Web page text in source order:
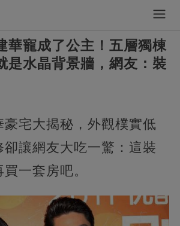
華寵成了公主！五層獨棟
是水晶背景牆，網友：裝
宅大揭秘，外觀樸實低
讓網友大吃一驚：這裝
一套房吧。